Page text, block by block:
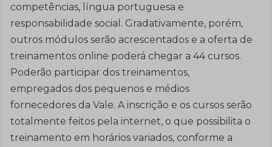
competências, língua portuguesa e
responsabilidade social. Gradativamente, porém,
outros módulos serão acrescentados e a oferta de
treinamentos online poderá chegar a 44 cursos.
Poderão participar dos treinamentos,
empregados dos pequenos e médios
fornecedores da Vale. A inscrição e os cursos serão
totalmente feitos pela internet, o que possibilita o
treinamento em horários variados, conforme a